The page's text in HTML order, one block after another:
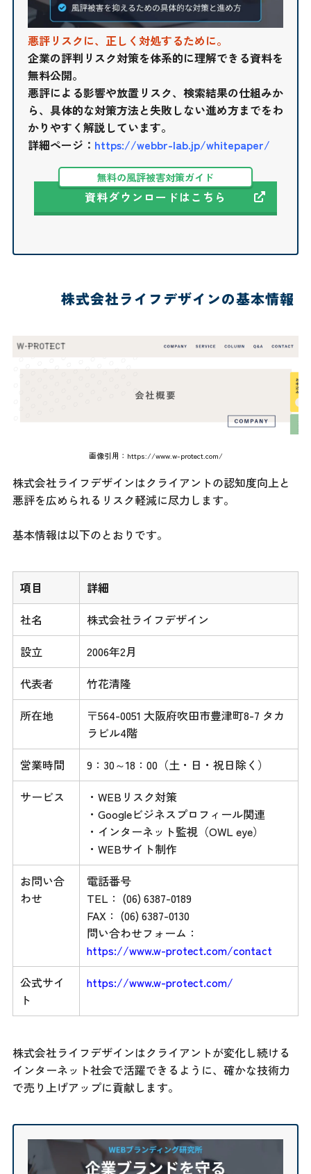
悪評リスクに、正しく対処するために。
企業の評判リスク対策を体系的に理解できる資料を
無料公開。
悪評による影響や放置リスク、検索結果の仕組みか
ら、具体的な対策方法と失敗しない進め方までをわ
かりやすく解説しています。
詳細ページ： https://webbr-lab.jp/whitepaper/
無料の風評被害対策ガイド
資料ダウンロードはこちら
株式会社ライフデザインの基本情報
画像引用： https://www.w-protect.com/
株式会社ライフデザインはクライアントの認知度向上と
悪評を広められるリスク軽減に尽力します。
基本情報は以下のとおりです。
項目
詳細
社名
株式会社ライフデザイン
設立
2006年2月
代表者
竹花清隆
所在地
〒564-0051 大阪府吹田市豊津町8-7 タカ
ラビル4階
営業時間
9：30～18：00（土・日・祝日除く）
サービス
・WEBリスク対策
・Googleビジネスプロフィール関連
・インターネット監視（OWL eye）
・WEBサイト制作
お問い合
わせ
電話番号
TEL： (06) 6387-0189
FAX： (06) 6387-0130
問い合わせフォーム：
https://www.w-protect.com/contact
公式サイ
ト
https://www.w-protect.com/
株式会社ライフデザインはクライアントが変化し続ける
インターネット社会で活躍できるように、確かな技術力
で売り上げアップに貢献します。